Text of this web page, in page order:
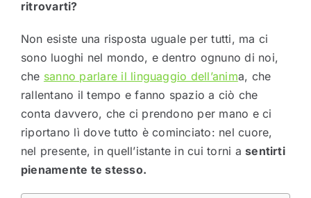
ritrovarti?
Non esiste una risposta uguale per tutti, ma ci
sono luoghi nel mondo, e dentro ognuno di noi,
che sanno parlare il linguaggio dell’anima, che
rallentano il tempo e fanno spazio a ciò che
conta davvero, che ci prendono per mano e ci
riportano lì dove tutto è cominciato: nel cuore,
nel presente, in quell’istante in cui torni asentirti
pienamente te stesso.